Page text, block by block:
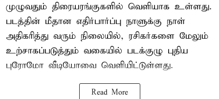
முழுவதும் திரையரங்குகளில் வெளியாக உள்ளது.
படத்தின் மீதான எதிர்பார்ப்பு நாளுக்கு நாள்
அதிகரித்து வரும் நிலையில், ரசிகர்களை மேலும்
உற்சாகப்படுத்தும் வகையில் படக்குழு புதிய
புரோமோ வீடியோவை வெளியிட்டுள்ளது.
Read More